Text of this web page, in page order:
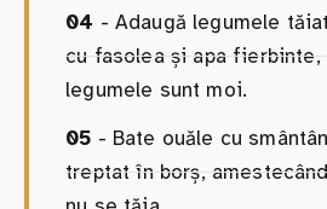
04 - Adaugă legumele
cu fasolea și apa fierbinte,
legumele sunt moi.
05 - Bate ouăle cu
treptat în borș,